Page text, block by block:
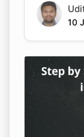
10